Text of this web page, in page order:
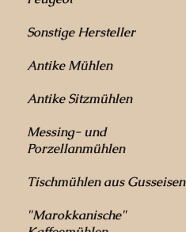
Sonstige Hersteller
Antike Mühlen
Antike Sitzmühlen
Messing- und
Porzellanmühlen
Tischmühlen aus Gusseisen
"Marokkanische"